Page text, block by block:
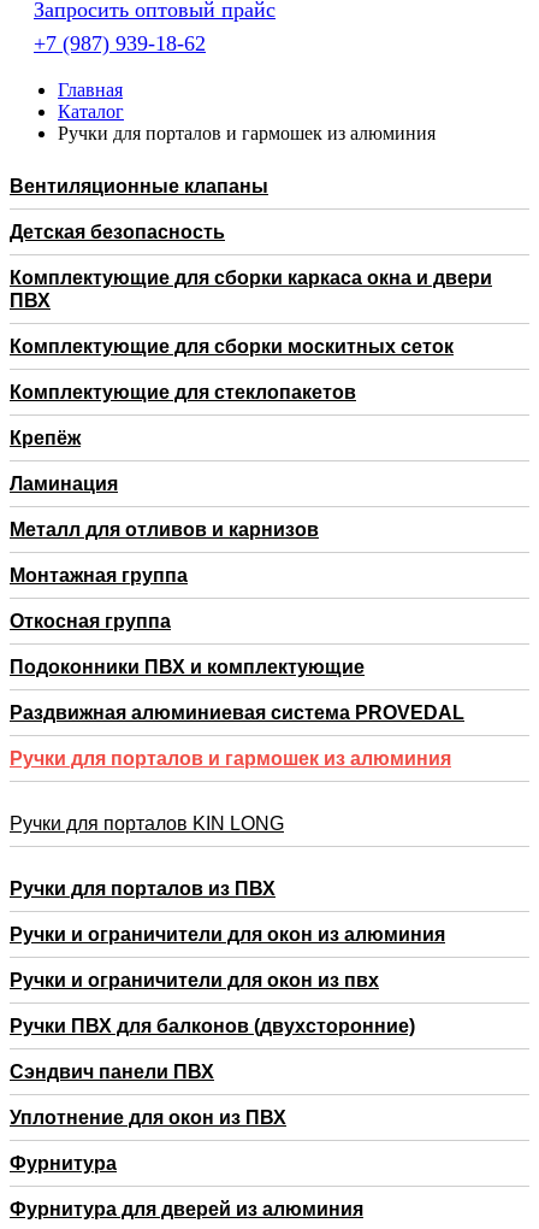
Запросить оптовый прайс
+7 (987) 939-18-62
Главная
Каталог
Ручки для порталов и гармошек из алюминия
Вентиляционные клапаны
Детская безопасность
Комплектующие для сборки каркаса окна и двери
ПВХ
Комплектующие для сборки москитных сеток
Комплектующие для стеклопакетов
Крепёж
Ламинация
Металл для отливов и карнизов
Монтажная группа
Откосная группа
Подоконники ПВХ и комплектующие
Раздвижная алюминиевая система PROVEDAL
Ручки для порталов и гармошек из алюминия
Ручки для порталов KIN LONG
Ручки для порталов из ПВХ
Ручки и ограничители для окон из алюминия
Ручки и ограничители для окон из пвх
Ручки ПВХ для балконов (двухсторонние)
Сэндвич панели ПВХ
Уплотнение для окон из ПВХ
Фурнитура
Фурнитура для дверей из алюминия